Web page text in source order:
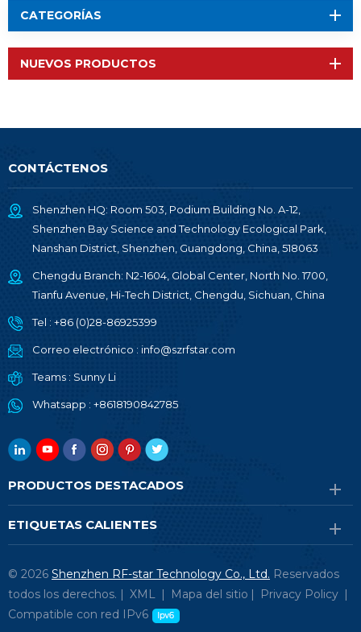
CATEGORÍAS
NUEVOS PRODUCTOS
CONTÁCTENOS
Shenzhen HQ: Room 503, Podium Building No. A-12,
Shenzhen Bay Science and Technology Ecological Park,
Nanshan District, Shenzhen, Guangdong, China, 518063
Chengdu Branch: N2-1604, Global Center, North No. 1700,
Tianfu Avenue, Hi-Tech District, Chengdu, Sichuan, China
Tel : +86 (0)28-86925399
Correo electrónico : info@szrfstar.com
Teams : Sunny Li
Whatsapp : +8618190842785
PRODUCTOS DESTACADOS
ETIQUETAS CALIENTES
© 2026 Shenzhen RF-star Technology Co., Ltd. Reservados
todos los derechos. | XML | Mapa del sitio | Privacy Policy |
Compatible con red IPv6